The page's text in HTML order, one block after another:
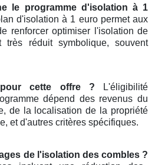
le programme d'isolation à 1
d'isolation à 1 euro permet aux
renforcer optimiser l'isolation de
réduit symbolique, souvent
cette offre ? L'éligibilité
dépend des revenus du
de la localisation de la propriété
et d'autres critères spécifiques.
de l'isolation des combles ?